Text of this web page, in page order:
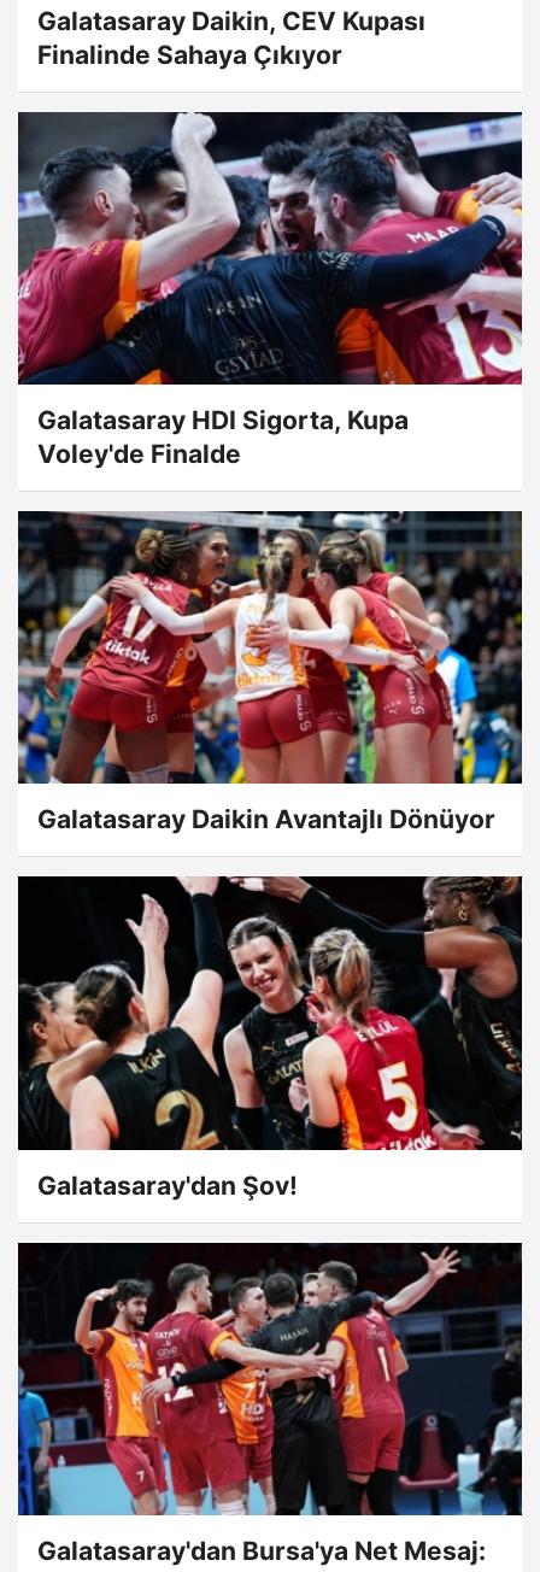
Galatasaray Daikin, CEV Kupası
Finalinde Sahaya Çıkıyor
Galatasaray HDI Sigorta, Kupa
Voley'de Finalde
Galatasaray Daikin Avantajlı Dönüyor
Galatasaray'dan Şov!
Galatasaray'dan Bursa'ya Net Mesaj: